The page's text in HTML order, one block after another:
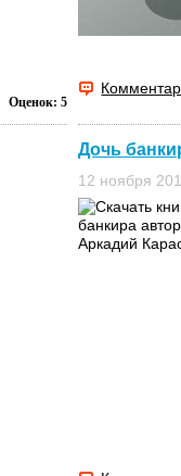
Оценок: 5
Дочь
12 ноября